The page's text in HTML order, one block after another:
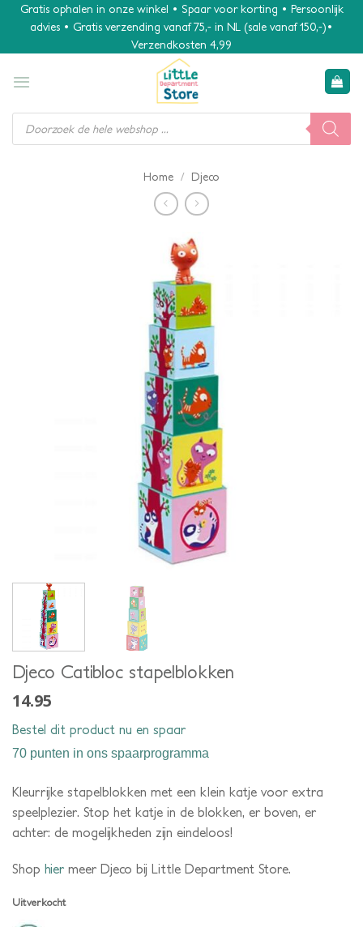
Gratis ophalen in onze winkel • Spaar voor korting • Persoonlijk
advies • Gratis verzending vanaf 75,- in NL (sale vanaf 150,-)•
Verzendkosten 4,99
Producten
zoeken
Home / Djeco
Djeco Catibloc stapelblokken
14.95
Bestel dit product nu en spaar
70 punten in ons spaarprogramma
Kleurrijke stapelblokken met een klein katje voor extra
speelplezier. Stop het katje in de blokken, er boven, er
achter: de mogelijkheden zijn eindeloos!
Shop hier meer Djeco bij Little Department Store.
Uitverkocht